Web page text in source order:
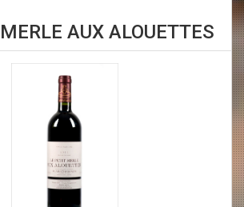
AUX ALOUETTES